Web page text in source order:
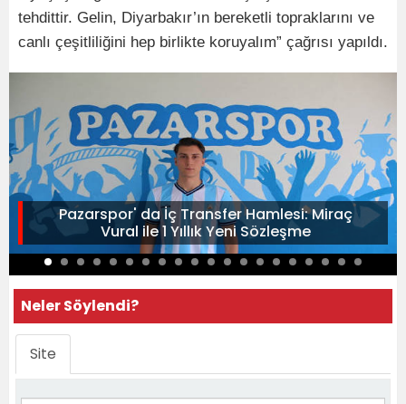
tehdittir. Gelin, Diyarbakır’ın bereketli topraklarını ve
canlı çeşitliliğini hep birlikte koruyalım” çağrısı yapıldı.
Pazarspor' da İç Transfer Hamlesi: Miraç
Vural ile 1 Yıllık Yeni Sözleşme
Neler Söylendi?
Site